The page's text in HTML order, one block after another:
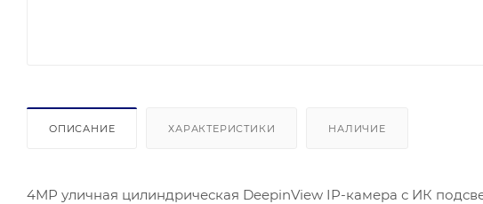
ОПИСАНИЕ ХАРАКТЕРИСТИКИ НАЛИЧИЕ
4МР уличная цилиндрическая DeepinView IP-камера с ИК